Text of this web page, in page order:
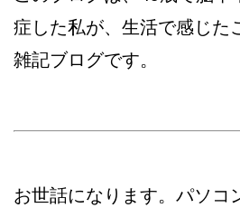
症した私が、生活で感じた
雑記ブログです。
お世話になります。パソコ